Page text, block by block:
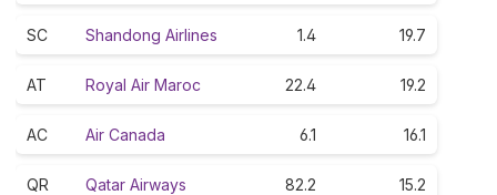
SC Shandong Airlines 1.4 19.7
AT Royal Air Maroc 22.4 19.2
AC Air Canada 6.1 16.1
QR Qatar Airways 82.2 15.2